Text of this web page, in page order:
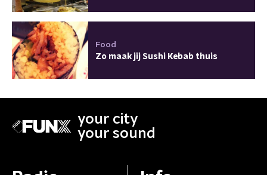
Food
Zo maak jij Sushi Kebab thuis
your city
your sound